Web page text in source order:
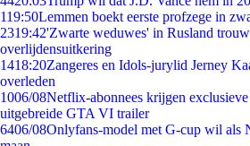
119:50Lemmen boekt eerste profzege in
2319:42'Zwarte weduwes' in Rusland
overlijdensuitkering
1418:20Zangeres en Idols-jurylid Jerney
overleden
1006/08Netflix-abonnees krijgen exclusieve
uitgebreide GTA VI trailer
6406/08Onlyfans-model met G-cup wil als